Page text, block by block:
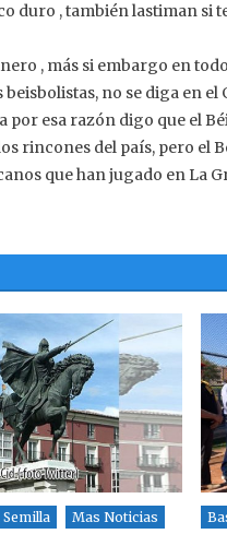
duro , también lastiman si
, más si embargo en
no se diga en el
por esa razón digo que el
rincones del país, pero el
que han jugado en La
Semilla
Mas Noticias